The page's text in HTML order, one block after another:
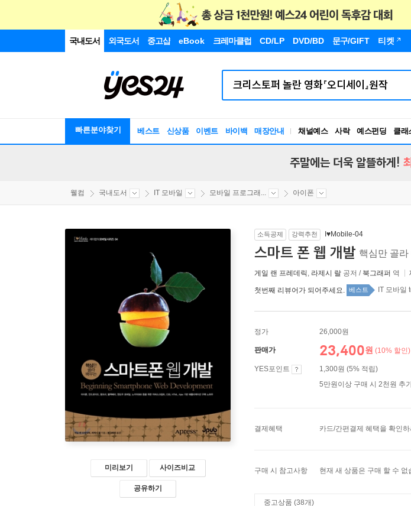
국내도서 외국도서 중고샵 eBook 크레마클럽 CD/LP DVD/BD 문구/GIFT 티켓
빠른분야찾기 베스트 신상품 이벤트 바이백 매장안내 채널예스 사락 예스펀딩 클래
주말에는 더욱 알뜰하게!
웰컴 국내도서 IT 모바일 모바일 프로그래... 아이폰
미리보기 사이즈비교
공유하기
소득공제 강력추천 I♥Mobile-04
스마트 폰 웹 개발 핵심만 골라
게일 랜 프레데릭 , 라제시 랄 공저 / 북그래퍼 역
첫번째 리뷰어가 되어주세요. 베스트 IT 모바일
정가 26,000원
판매가 23,400원 (10% 할인)
YES포인트
1,300원 (5% 적립)
5만원이상 구매 시 2천원 추
결제혜택 카드/간편결제 혜택을 확인하
구매 시 참고사항 현재 새 상품은 구매 할 수
중고상품 (38개)